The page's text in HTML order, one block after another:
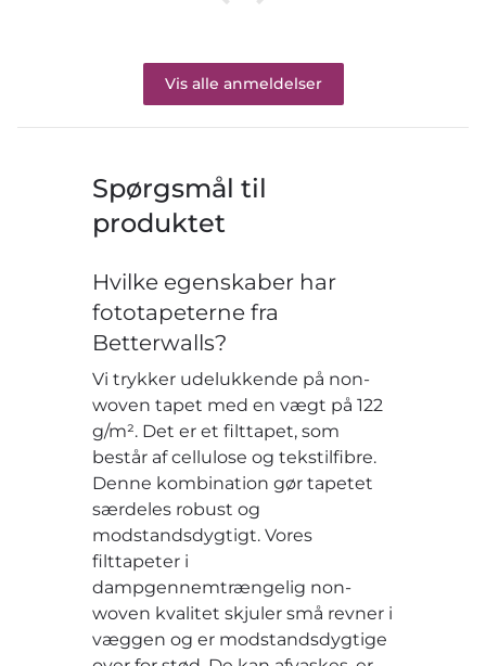
Vis alle anmeldelser
Spørgsmål til
produktet
Hvilke egenskaber har
fototapeterne fra
Betterwalls?
Vi trykker udelukkende på non-
woven tapet med en vægt på 122
g/m². Det er et filttapet, som
består af cellulose og tekstilfibre.
Denne kombination gør tapetet
særdeles robust og
modstandsdygtigt. Vores
filttapeter i
dampgennemtrængelig non-
woven kvalitet skjuler små revner i
væggen og er modstandsdygtige